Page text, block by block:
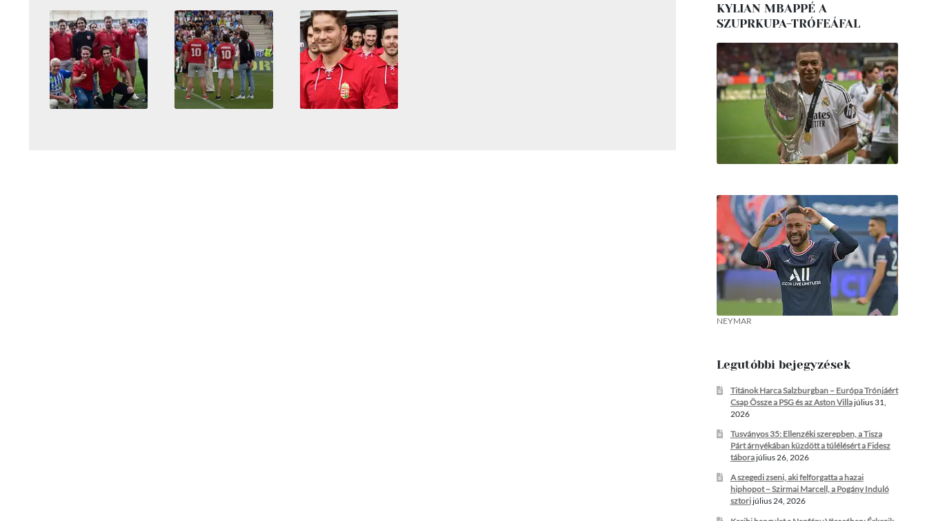
KYLIAN MBAPPÉ A
SZUPRKUPA-TRÓFEÁFAL
NEYMAR
Legutóbbi bejegyzések
Titánok Harca Salzburgban – Európa Trónjáért
Csap Össze a PSG és az Aston Villajúlius 31,
2026
Tusványos 35: Ellenzéki szerepben, a Tisza
Párt árnyékában küzdött a túlélésért a Fidesz
táborajúlius 26, 2026
A szegedi zseni, aki felforgatta a hazai
hiphopot – Szirmai Marcell, a Pogány Induló
sztorijúlius 24, 2026